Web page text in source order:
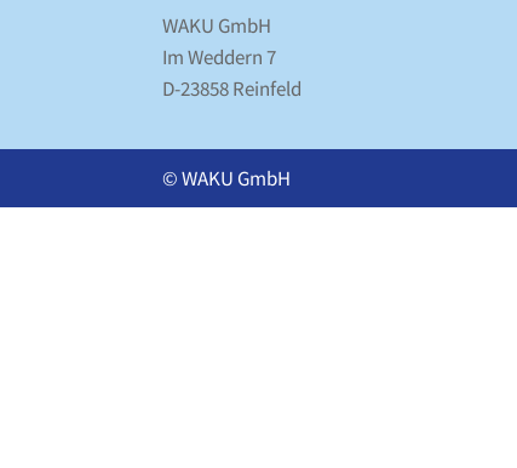
WAKU GmbH
Im Weddern 7
D-23858 Reinfeld
© WAKU GmbH